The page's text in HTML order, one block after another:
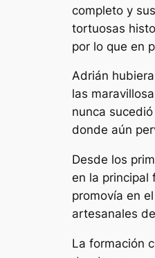
completo y
tortuosas
por lo que en
Adrián
las
nunca
donde aún
Desde los
en la principal
promovía en
artesanales
La formación